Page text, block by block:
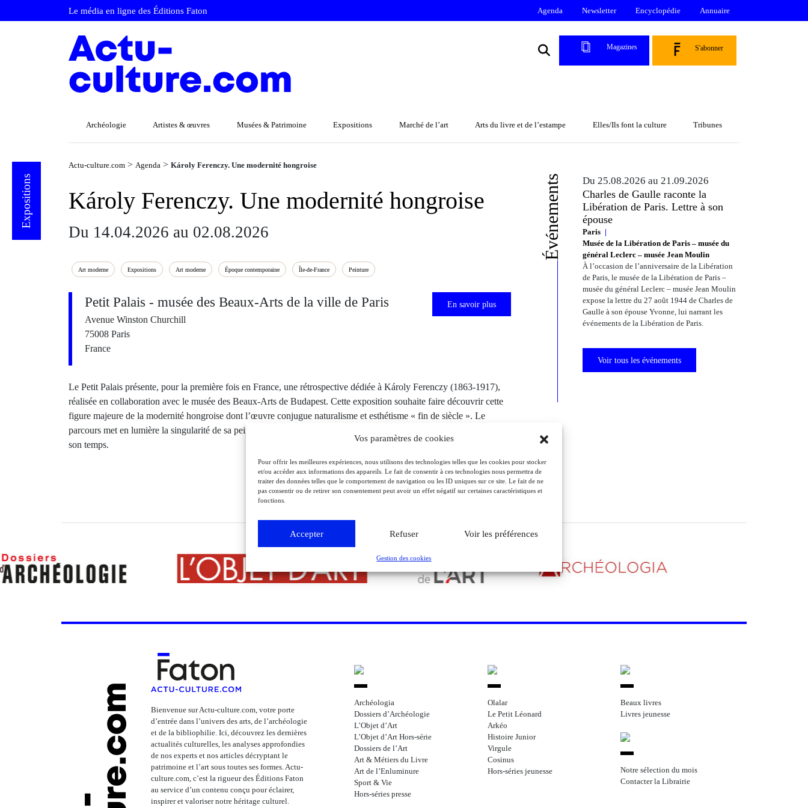
Vos paramètres de cookies
Pour offrir les meilleures expériences, nous utilisons des technologies telles que les cookies pour stocker
et/ou accéder aux informations des appareils. Le fait de consentir à ces technologies nous permettra de
traiter des données telles que le comportement de navigation ou les ID uniques sur ce site. Le fait de ne
pas consentir ou de retirer son consentement peut avoir un effet négatif sur certaines caractéristiques et
fonctions.
Accepter Refuser Voir les préférences
Gestion des cookies
Le média en ligne des Éditions Faton Agenda Newsletter Encyclopédie Annuaire
Magazines S'abonner
Archéologie Artistes & œuvres Musées & Patrimoine Expositions Marché de l’art Arts du livre et de l’estampe Elles/Ils font la culture Tribunes
Actu-culture.com > Agenda > Károly Ferenczy. Une modernité hongroise
Expositions Károly Ferenczy. Une modernité hongroise
Du 14.04.2026 au 02.08.2026
Art moderne Expositions Art moderne Époque contemporaine Île-de-France Peinture
Petit Palais - musée des Beaux-Arts de la ville de Paris
Avenue Winston Churchill
75008 Paris
France
En savoir plus
Le Petit Palais présente, pour la première fois en France, une rétrospective dédiée à Károly Ferenczy (1863-1917),
réalisée en collaboration avec le musée des Beaux-Arts de Budapest. Cette exposition souhaite faire découvrir cette
figure majeure de la modernité hongroise dont l’œuvre conjugue naturalisme et esthétisme « fin de siècle ». Le
parcours met en lumière la singularité de sa peinture, tout en replaçant celle-ci dans le contexte artistique européen de
son temps.
Événements Du 25.08.2026 au 21.09.2026
Charles de Gaulle raconte la
Libération de Paris. Lettre à son
épouse
Paris
Musée de la Libération de Paris – musée du
général Leclerc – musée Jean Moulin
À l’occasion de l’anniversaire de la Libération
de Paris, le musée de la Libération de Paris –
musée du général Leclerc – musée Jean Moulin
expose la lettre du 27 août 1944 de Charles de
Gaulle à son épouse Yvonne, lui narrant les
événements de la Libération de Paris.
Voir tous les événements
Bienvenue sur Actu-culture.com, votre porte
d’entrée dans l’univers des arts, de l’archéologie
et de la bibliophilie. Ici, découvrez les dernières
actualités culturelles, les analyses approfondies
de nos experts et nos articles décryptant le
patrimoine et l’art sous toutes ses formes. Actu-
culture.com, c’est la rigueur des Éditions Faton
au service d’un contenu conçu pour éclairer,
inspirer et valoriser notre héritage culturel.
Archéologia
Dossiers d’Archéologie
L’Objet d’Art
L’Objet d’Art Hors-série
Dossiers de l’Art
Art & Métiers du Livre
Art de l’Enluminure
Sport & Vie
Hors-séries presse
Olalar
Le Petit Léonard
Arkéo
Histoire Junior
Virgule
Cosinus
Hors-séries jeunesse
Beaux livres
Livres jeunesse
Notre sélection du mois
Contacter la Librairie